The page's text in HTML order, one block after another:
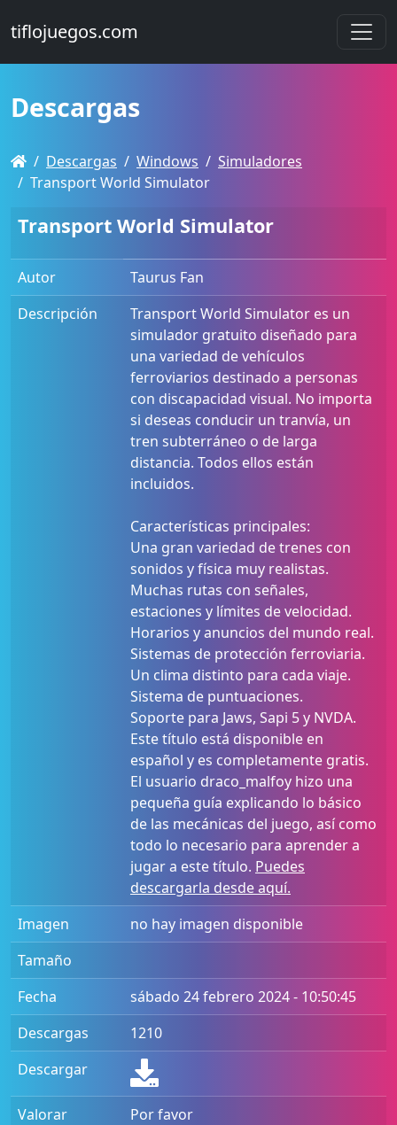
tiflojuegos.com
Descargas
Descargas Windows
Simuladores
Transport World Simulator
Transport World Simulator
Autor
Taurus Fan
Descripción
Transport World Simulator es un
simulador gratuito diseñado para
una variedad de vehículos
ferroviarios destinado a personas
con discapacidad visual. No importa
si deseas conducir un tranvía, un
tren subterráneo o de larga
distancia. Todos ellos están
incluidos.
Características principales:
Una gran variedad de trenes con
sonidos y física muy realistas.
Muchas rutas con señales,
estaciones y límites de velocidad.
Horarios y anuncios del mundo real.
Sistemas de protección ferroviaria.
Un clima distinto para cada viaje.
Sistema de puntuaciones.
Soporte para Jaws, Sapi 5 y NVDA.
Este título está disponible en
español y es completamente gratis.
El usuario draco_malfoy hizo una
pequeña guía explicando lo básico
de las mecánicas del juego, así como
todo lo necesario para aprender a
jugar a este título. Puedes
descargarla desde aquí.
Imagen
no hay imagen disponible
Tamaño
Fecha
sábado 24 febrero 2024 - 10:50:45
Descargas
1210
Descargar
Valorar
Por favor